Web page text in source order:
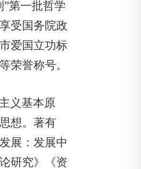
”第一批哲学
受国务院政
爱国立功标
荣誉称号。
义基本原
想。著有
展：发展中
研究》《资